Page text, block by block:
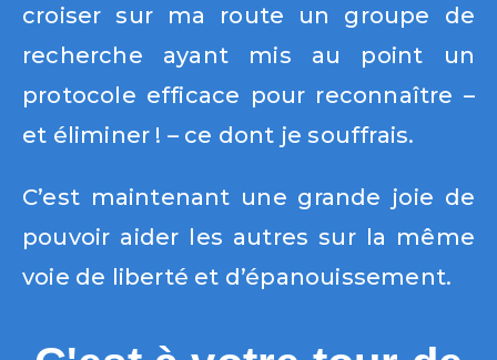
croiser sur ma route un groupe de
recherche ayant mis au point un
protocole efficace pour reconnaître –
et éliminer ! – ce dont je souffrais.
C’est maintenant une grande joie de
pouvoir aider les autres sur la même
voie de liberté et d’épanouissement.